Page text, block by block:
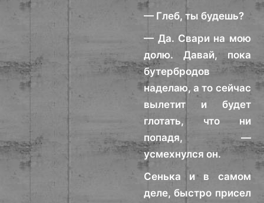
— Глеб, ты будешь?
— Да. Свари на мою
долю. Давай, пока
бутербродов
наделаю, а то сейчас
вылетит и будет
глотать, что ни
попадя, —
усмехнулся он.
Сенька и в самом
деле, быстро присел